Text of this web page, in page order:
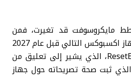
مايكروسوفت قد تغيرت، فمن
المرجح أن يتم إصدار جهاز اكسبوكس التالي قبل عام 2027
وذلك وفقًا لمنشور ResetEra، الذي يشير إلى تعليق من
ثبت صحة تصريحاته حول جهاز